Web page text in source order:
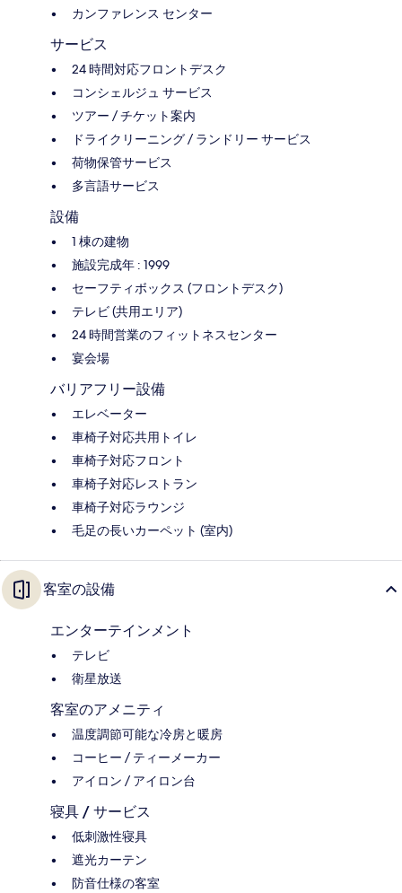
カンファレンス センター
サービス
24 時間対応フロントデスク
コンシェルジュ サービス
ツアー / チケット案内
ドライクリーニング / ランドリー サービス
荷物保管サービス
多言語サービス
設備
1 棟の建物
施設完成年 : 1999
セーフティボックス (フロントデスク)
テレビ (共用エリア)
24 時間営業のフィットネスセンター
宴会場
バリアフリー設備
エレベーター
車椅子対応共用トイレ
車椅子対応フロント
車椅子対応レストラン
車椅子対応ラウンジ
毛足の長いカーペット (室内)
客室の設備
エンターテインメント
テレビ
衛星放送
客室のアメニティ
温度調節可能な冷房と暖房
コーヒー / ティーメーカー
アイロン / アイロン台
寝具 / サービス
低刺激性寝具
遮光カーテン
防音仕様の客室